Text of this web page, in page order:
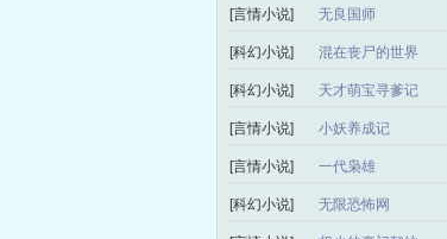
[言情小说] 无良国师
[科幻小说] 混在丧尸的世界
[科幻小说] 天才萌宝寻爹记
[言情小说] 小妖养成记
[言情小说] 一代枭雄
[科幻小说] 无限恐怖网